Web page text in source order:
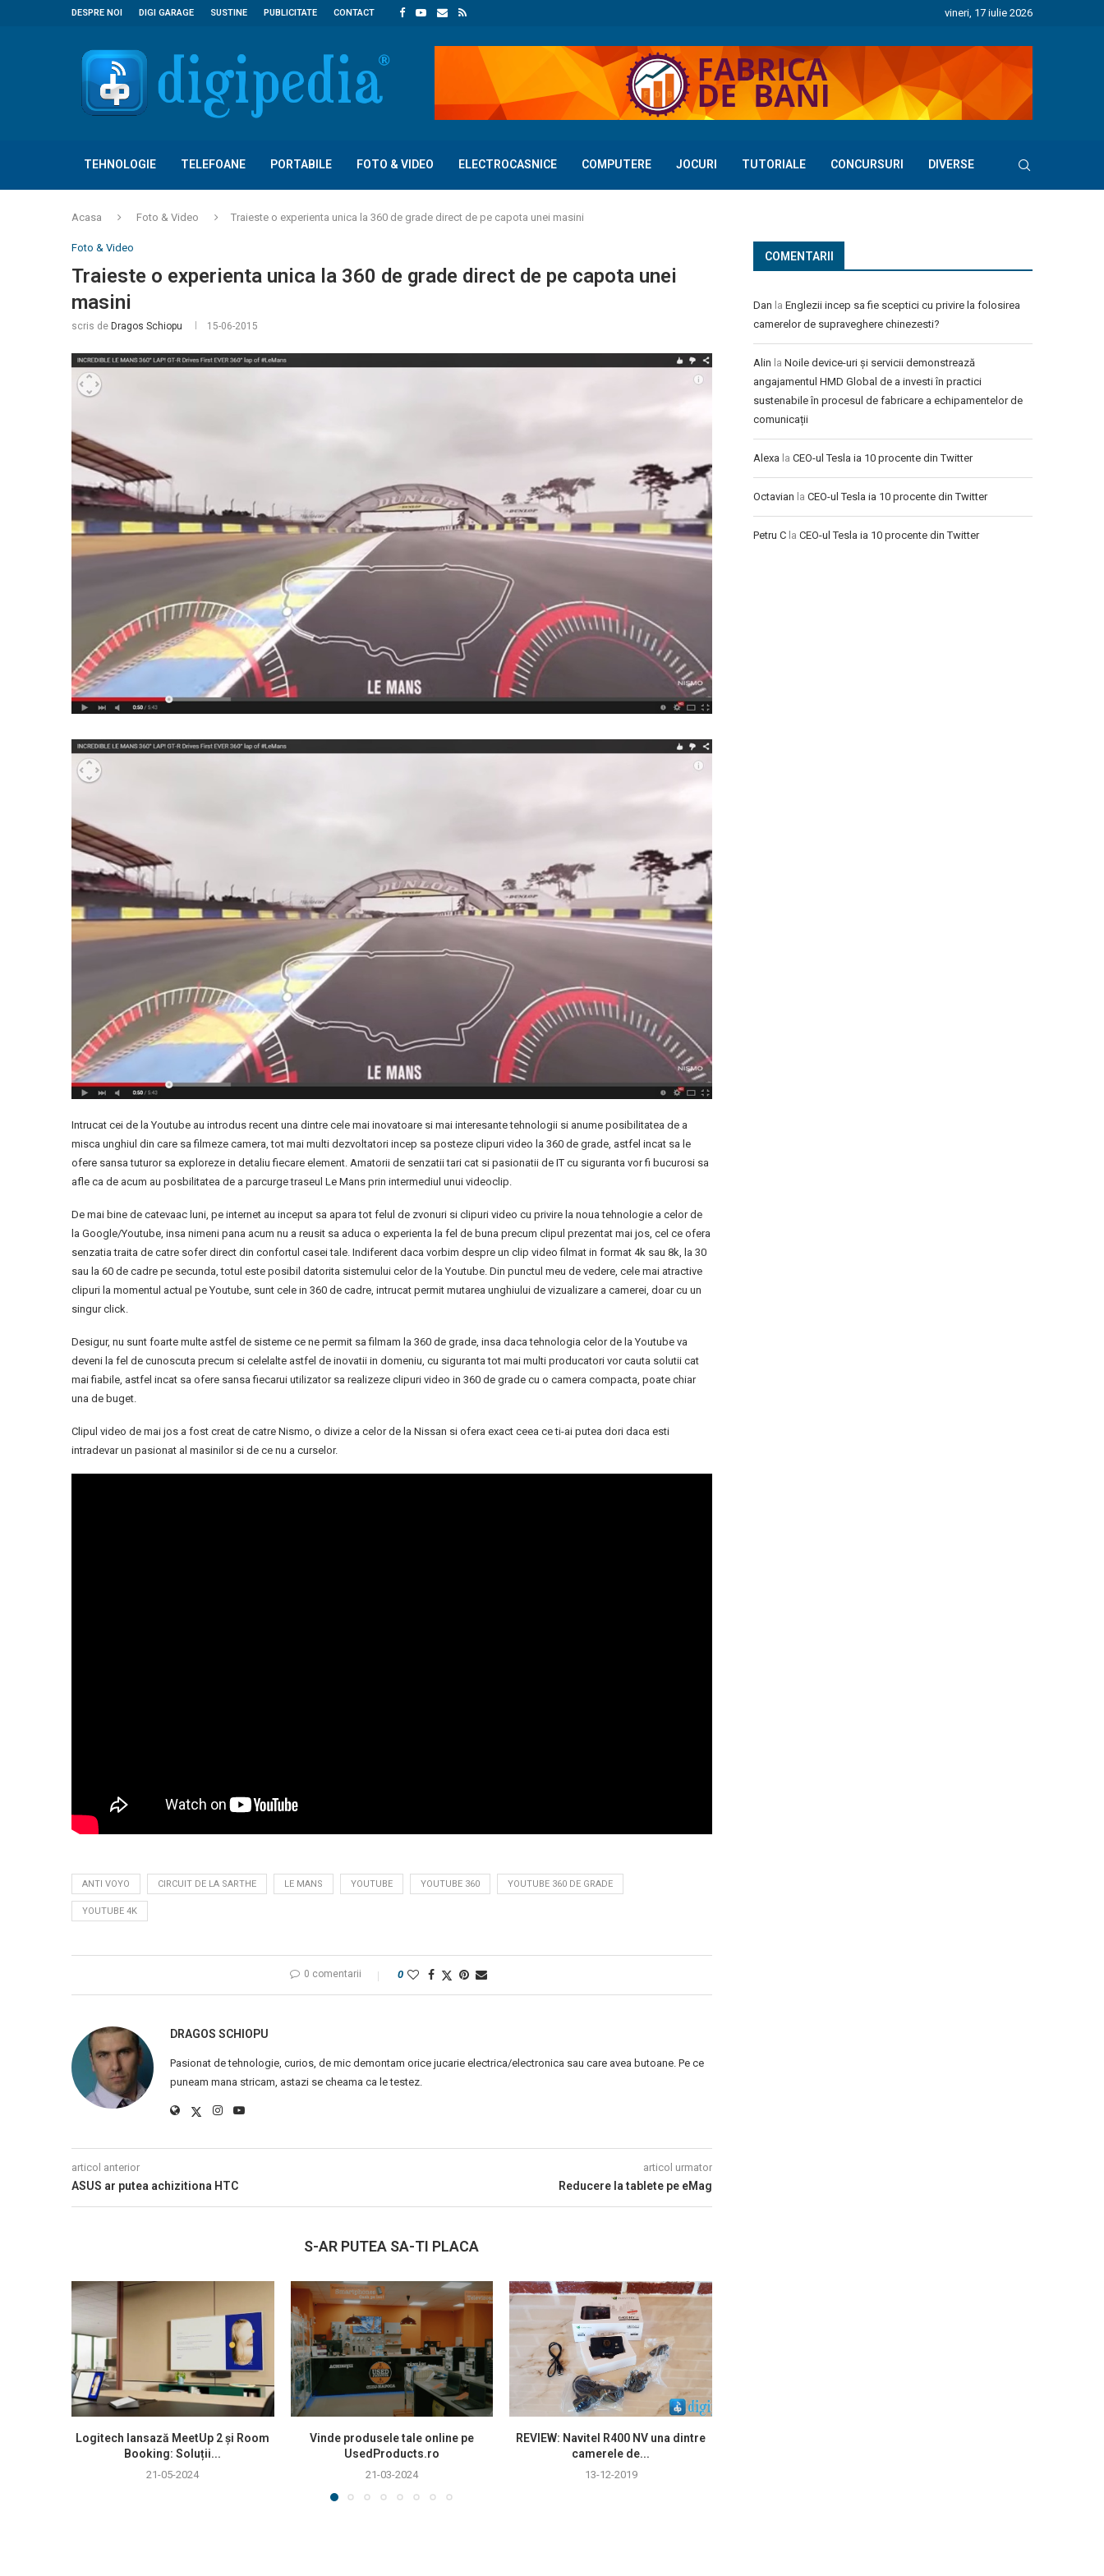
DESPRE NOI DIGI GARAGE SUSTINE PUBLICITATE CONTACT vineri, 17 iulie 2026
TEHNOLOGIE TELEFOANE PORTABILE FOTO & VIDEO ELECTROCASNICE COMPUTERE JOCURI TUTORIALE CONCURSURI DIVERSE
Acasa Foto & Video Traieste o experienta unica la 360 de grade direct de pe capota unei masini
Foto & Video
Traieste o experienta unica la 360 de grade direct de pe capota unei
masini
scris de Dragos Schiopu 15-06-2015
Intrucat cei de la Youtube au introdus recent una dintre cele mai inovatoare si mai interesante tehnologii si anume posibilitatea de a
misca unghiul din care sa filmeze camera, tot mai multi dezvoltatori incep sa posteze clipuri video la 360 de grade, astfel incat sa le
ofere sansa tuturor sa exploreze in detaliu fiecare element. Amatorii de senzatii tari cat si pasionatii de IT cu siguranta vor fi bucurosi sa
afle ca de acum au posbilitatea de a parcurge traseul Le Mans prin intermediul unui videoclip.
De mai bine de catevaac luni, pe internet au inceput sa apara tot felul de zvonuri si clipuri video cu privire la noua tehnologie a celor de
la Google/Youtube, insa nimeni pana acum nu a reusit sa aduca o experienta la fel de buna precum clipul prezentat mai jos, cel ce ofera
senzatia traita de catre sofer direct din confortul casei tale. Indiferent daca vorbim despre un clip video filmat in format 4k sau 8k, la 30
sau la 60 de cadre pe secunda, totul este posibil datorita sistemului celor de la Youtube. Din punctul meu de vedere, cele mai atractive
clipuri la momentul actual pe Youtube, sunt cele in 360 de cadre, intrucat permit mutarea unghiului de vizualizare a camerei, doar cu un
singur click.
Desigur, nu sunt foarte multe astfel de sisteme ce ne permit sa filmam la 360 de grade, insa daca tehnologia celor de la Youtube va
deveni la fel de cunoscuta precum si celelalte astfel de inovatii in domeniu, cu siguranta tot mai multi producatori vor cauta solutii cat
mai fiabile, astfel incat sa ofere sansa fiecarui utilizator sa realizeze clipuri video in 360 de grade cu o camera compacta, poate chiar
una de buget.
Clipul video de mai jos a fost creat de catre Nismo, o divize a celor de la Nissan si ofera exact ceea ce ti-ai putea dori daca esti
intradevar un pasionat al masinilor si de ce nu a curselor.
ANTI VOYO CIRCUIT DE LA SARTHE LE MANS YOUTUBE YOUTUBE 360 YOUTUBE 360 DE GRADE
YOUTUBE 4K
0 comentarii 0
DRAGOS SCHIOPU
Pasionat de tehnologie, curios, de mic demontam orice jucarie electrica/electronica sau care avea butoane. Pe ce
puneam mana stricam, astazi se cheama ca le testez.
articol anterior
ASUS ar putea achizitiona HTC
articol urmator
Reducere la tablete pe eMag
S-AR PUTEA SA-TI PLACA
Logitech lansază MeetUp 2 și Room
Booking: Soluții...
21-05-2024
Vinde produsele tale online pe
UsedProducts.ro
21-03-2024
REVIEW: Navitel R400 NV una dintre
camerele de...
13-12-2019
COMENTARII
Dan la Englezii incep sa fie sceptici cu privire la folosirea
camerelor de supraveghere chinezesti?
Alin la Noile device-uri și servicii demonstrează
angajamentul HMD Global de a investi în practici
sustenabile în procesul de fabricare a echipamentelor de
comunicații
Alexa la CEO-ul Tesla ia 10 procente din Twitter
Octavian la CEO-ul Tesla ia 10 procente din Twitter
Petru C la CEO-ul Tesla ia 10 procente din Twitter